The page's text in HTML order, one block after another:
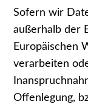
Sofern wir
außerhalb der
Europäischen
verarbeiten
Offenlegung,